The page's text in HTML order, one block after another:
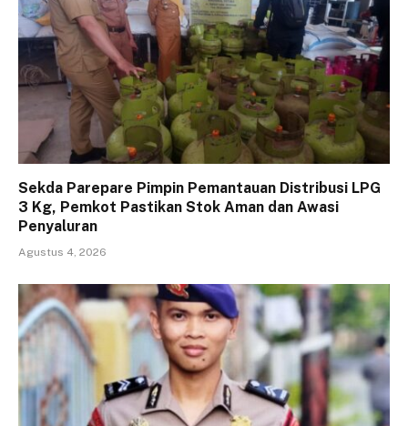
Sekda Parepare Pimpin Pemantauan Distribusi LPG
3 Kg, Pemkot Pastikan Stok Aman dan Awasi
Penyaluran
Agustus 4, 2026